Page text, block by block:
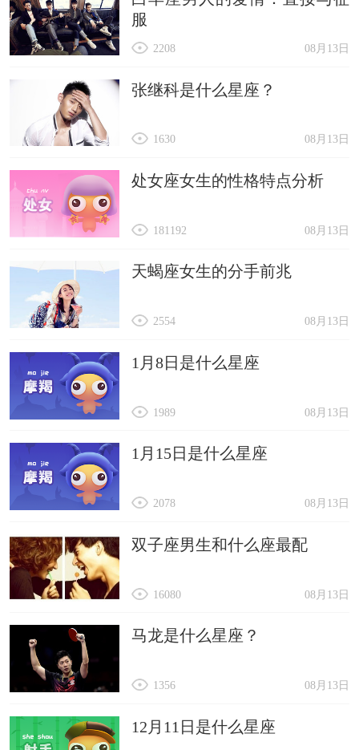
服
08月13日
2208
张继科是什么星座？
08月13日
1630
处女座女生的性格特点分析
08月13日
181192
天蝎座女生的分手前兆
08月13日
2554
1月8日是什么星座
08月13日
1989
1月15日是什么星座
08月13日
2078
双子座男生和什么座最配
08月13日
16080
马龙是什么星座？
08月13日
1356
12月11日是什么星座